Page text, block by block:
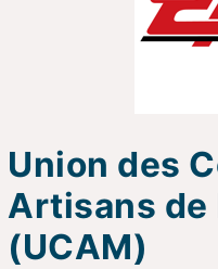
Union des
Artisans de
(UCAM)